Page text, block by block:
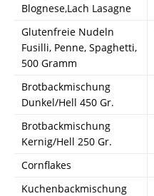
Blognese,Lach Lasagne
Glutenfreie Nudeln
Fusilli, Penne, Spaghetti,
500 Gramm
Brotbackmischung
Dunkel/Hell 450 Gr.
Brotbackmischung
Kernig/Hell 250 Gr.
Cornflakes
Kuchenbackmischung